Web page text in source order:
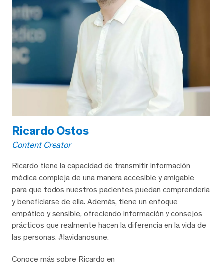
Ricardo Ostos
Content Creator
Ricardo tiene la capacidad de transmitir información
médica compleja de una manera accesible y amigable
para que todos nuestros pacientes puedan comprenderla
y beneficiarse de ella. Además, tiene un enfoque
empático y sensible, ofreciendo información y consejos
prácticos que realmente hacen la diferencia en la vida de
las personas. #lavidanosune.
Conoce más sobre Ricardo en